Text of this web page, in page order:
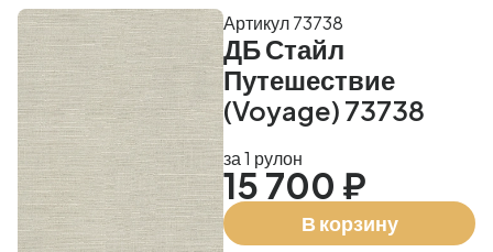
ДБ Стайл
Путешествие
(Voyage) 73738
Артикул 73738
за 1 рулон
15 700 ₽
В корзину